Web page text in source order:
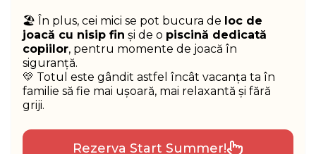
🏖️ În plus, cei mici se pot bucura de loc de
joacă cu nisip fin și de o piscină dedicată
copiilor, pentru momente de joacă în
siguranță.
💛 Totul este gândit astfel încât vacanța ta în
familie să fie mai ușoară, mai relaxantă și fără
griji.
Rezerva Start Summer!